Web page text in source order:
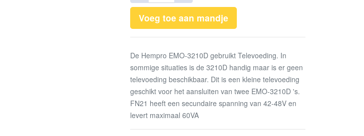
Voeg toe aan mandje
De Hempro EMO-3210D gebruikt Televoeding. In
sommige situaties is de 3210D handig maar is er geen
televoeding beschikbaar. Dit is een kleine televoeding
geschikt voor het aansluiten van twee EMO-3210D 's.
FN21 heeft een secundaire spanning van 42-48V en
levert maximaal 60VA